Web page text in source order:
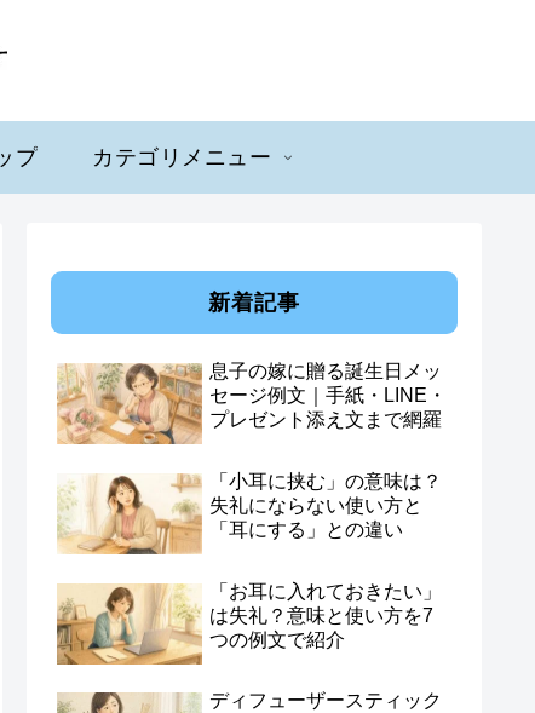
プ カテゴリメニュー
新着記事
息子の嫁に贈る誕生日メッ
セージ例文｜手紙・LINE・
プレゼント添え文まで網羅
「小耳に挟む」の意味は？
失礼にならない使い方と
「耳にする」との違い
「お耳に入れておきたい」
は失礼？意味と使い方を7
つの例文で紹介
ディフューザースティック